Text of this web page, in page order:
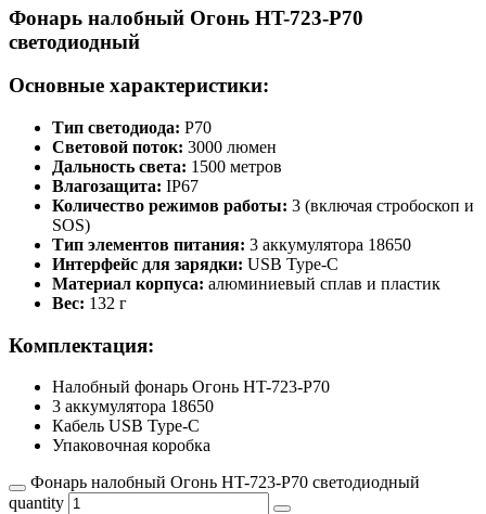
Фонарь налобный Огонь HT-723-P70
светодиодный
Основные характеристики:
Тип светодиода: P70
Световой поток: 3000 люмен
Дальность света: 1500 метров
Влагозащита: IP67
Количество режимов работы: 3 (включая стробоскоп и
SOS)
Тип элементов питания: 3 аккумулятора 18650
Интерфейс для зарядки: USB Type-C
Материал корпуса: алюминиевый сплав и пластик
Вес: 132 г
Комплектация:
Налобный фонарь Огонь HT-723-P70
3 аккумулятора 18650
Кабель USB Type-C
Упаковочная коробка
Фонарь налобный Огонь HT-723-P70 светодиодный
quantity